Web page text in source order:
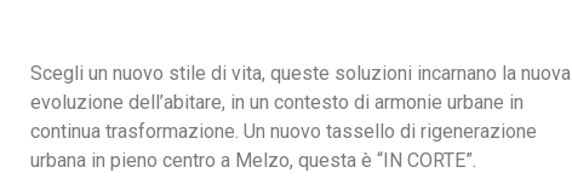
Scegli un nuovo stile di vita, queste soluzioni incarnano la nuova
evoluzione dell’abitare, in un contesto di armonie urbane in
continua trasformazione. Un nuovo tassello di rigenerazione
urbana in pieno centro a Melzo, questa è “IN CORTE”.